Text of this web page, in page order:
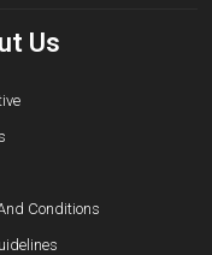
Us
Conditions